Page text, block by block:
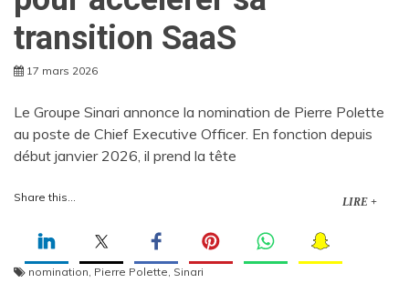
transition SaaS
17 mars 2026
Le Groupe Sinari annonce la nomination de Pierre Polette
au poste de Chief Executive Officer. En fonction depuis
début janvier 2026, il prend la tête
Share this... LIRE +
nomination, Pierre Polette, Sinari